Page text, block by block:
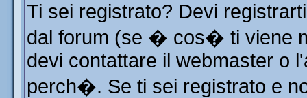
Ti sei registrato? Devi
dal forum (se � cos� ti viene
devi contattare il webmaster o
perch�. Se ti sei registrato e